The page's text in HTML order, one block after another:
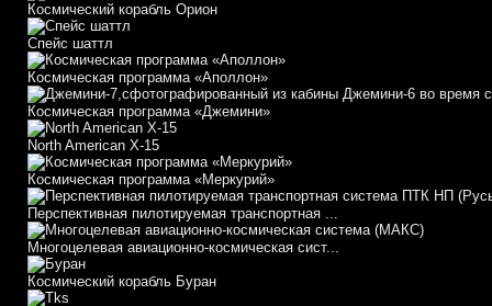
Космический корабль Орион
Спейс шаттл
Космическая программа «Аполлон»
Космическая программа «Джемини»
North American X-15
Космическая программа «Меркурий»
Перспективная пилотируемая транспортная ...
Многоцелевая авиационно-космическая сист...
Космический корабль Буран